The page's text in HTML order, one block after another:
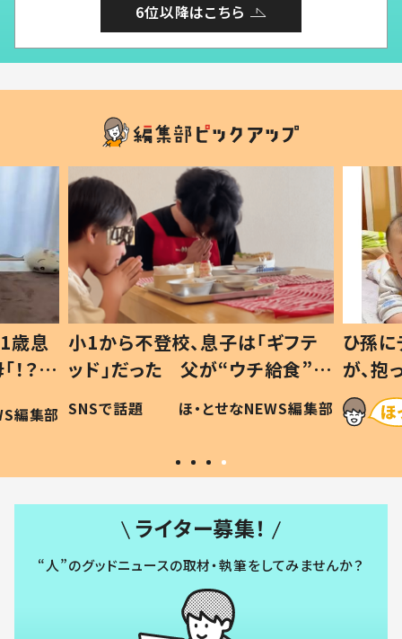
6位以降はこちら
歳息
？」
編集部
小1から不登校、息子は「ギフテ
ッド」だった 父が“ウチ給食”を
作り続ける理由とは #令和の親
#令和の子
SNSで話題 ほ・とせなNEWS編集部
ひ孫
が、
「涙が
い」
ライター募集！
“人”のグッドニュースの取材・執筆をしてみませんか？